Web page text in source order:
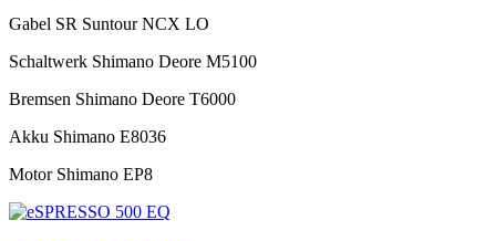
Gabel SR Suntour NCX LO
Schaltwerk Shimano Deore M5100
Bremsen Shimano Deore T6000
Akku Shimano E8036
Motor Shimano EP8